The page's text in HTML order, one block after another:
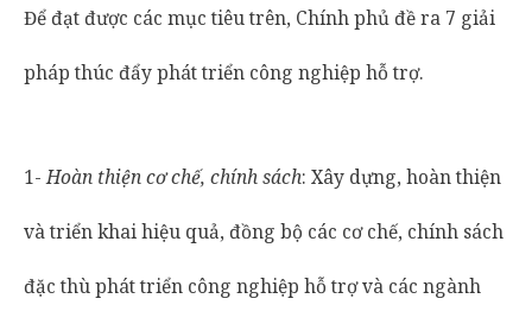
Để đạt được các mục tiêu trên, Chính phủ đề ra 7 giải
pháp thúc đẩy phát triển công nghiệp hỗ trợ.
1-Hoàn thiện cơ chế, chính sách: Xây dựng, hoàn thiện
và triển khai hiệu quả, đồng bộ các cơ chế, chính sách
đặc thù phát triển công nghiệp hỗ trợ và các ngành